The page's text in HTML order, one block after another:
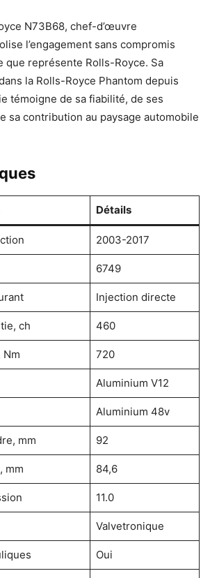
N73B68, chef-d’œuvre
l’engagement sans compromis
que représente Rolls-Royce. Sa
la Rolls-Royce Phantom depuis
témoigne de sa fiabilité, de ses
sa contribution au paysage automobile
Détails
2003-2017
6749
Injection directe
ch 460
720
Aluminium V12
Aluminium 48v
mm 92
mm 84,6
11.0
Valvetronique
Oui